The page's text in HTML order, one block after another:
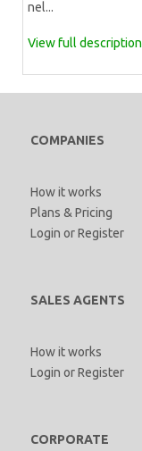
nel...
View full description
COMPANIES
How it works
Plans & Pricing
Login orRegister
SALES AGENTS
How it works
Login orRegister
CORPORATE